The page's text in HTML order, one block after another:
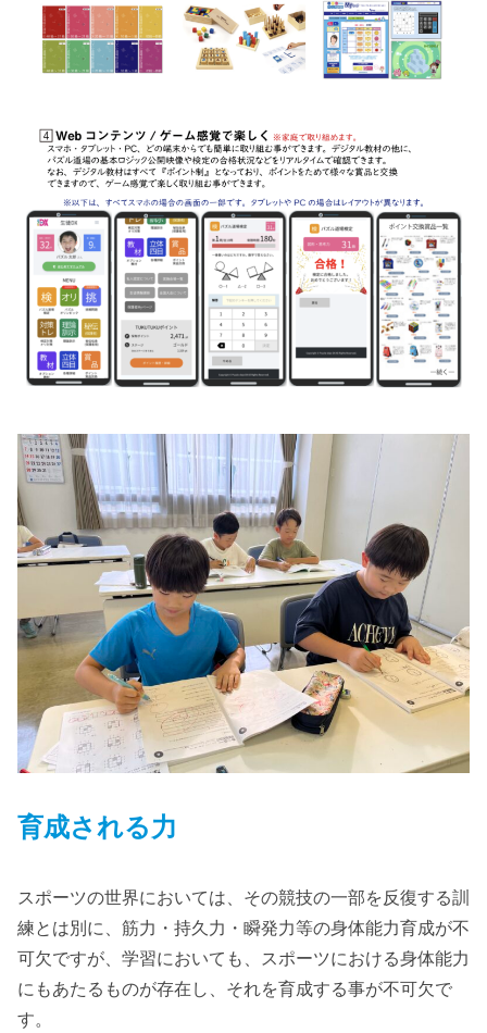
育成される力
スポーツの世界においては、その競技の一部を反復する訓
練とは別に、筋力・持久力・瞬発力等の身体能力育成が不
可欠ですが、学習においても、スポーツにおける身体能力
にもあたるものが存在し、それを育成する事が不可欠で
す。